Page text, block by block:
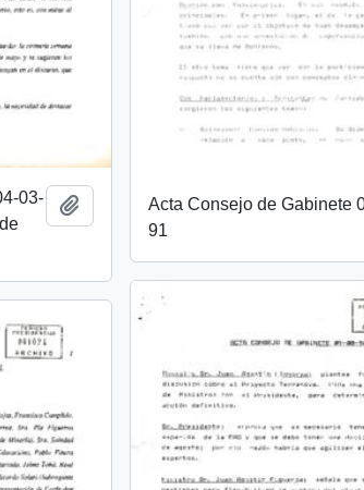
03-
Añadir al portapapeles
Acta Consejo de Gabinete
91